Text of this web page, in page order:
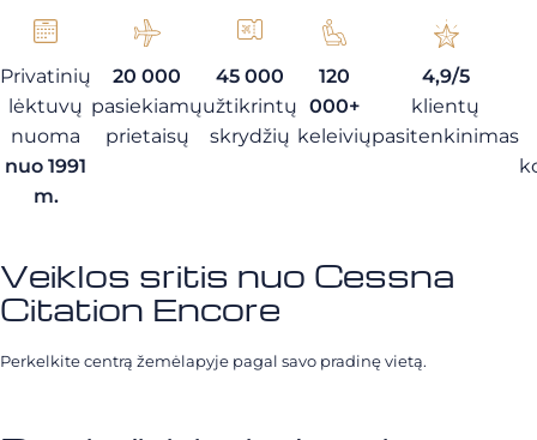
Privatinių
lėktuvų
nuoma
nuo 1991
m.
20 000
pasiekiamų
prietaisų
45 000
užtikrintų
skrydžių
120
000+
keleivių
4,9/5
klientų
pasitenkinimas
Veiklos sritis nuo Cessna
Citation Encore
Perkelkite centrą žemėlapyje pagal savo pradinę vietą.